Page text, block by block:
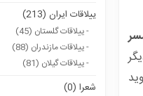
ییلاقات ایران (213)
- ییلاقات گلستان (45)
- ییلاقات مازندران (88)
- ییلاقات گیلان (81)
شعرا (0)